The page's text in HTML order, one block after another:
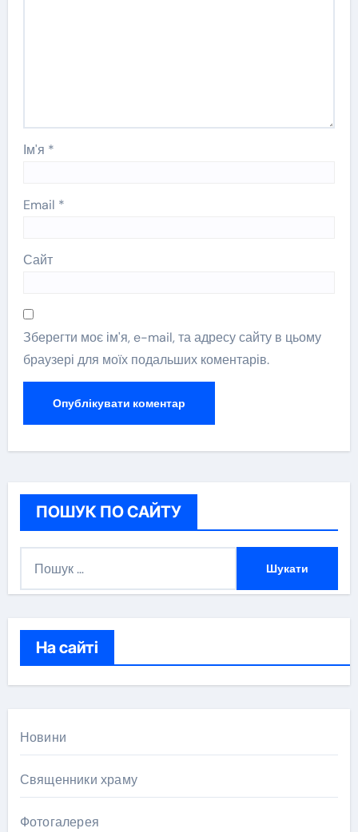
Ім'я *
Email *
Сайт
Зберегти моє ім'я, e-mail, та адресу сайту в цьому
браузері для моїх подальших коментарів.
ПОШУК ПО САЙТУ
:
На сайті
Новини
Священники храму
Фотогалерея